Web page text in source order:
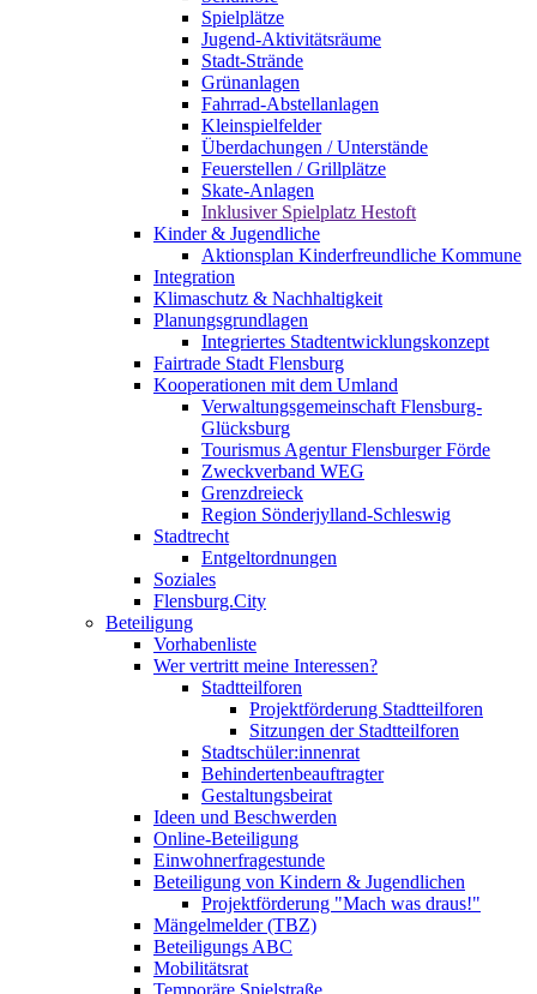
Spielplätze
Jugend-Aktivitätsräume
Stadt-Strände
Grünanlagen
Fahrrad-Abstellanlagen
Kleinspielfelder
Überdachungen / Unterstände
Feuerstellen / Grillplätze
Skate-Anlagen
Inklusiver Spielplatz Hestoft
Kinder & Jugendliche
Aktionsplan Kinderfreundliche Kommune
Integration
Klimaschutz & Nachhaltigkeit
Planungsgrundlagen
Integriertes Stadtentwicklungskonzept
Fairtrade Stadt Flensburg
Kooperationen mit dem Umland
Verwaltungsgemeinschaft Flensburg-
Glücksburg
Tourismus Agentur Flensburger Förde
Zweckverband WEG
Grenzdreieck
Region Sönderjylland-Schleswig
Stadtrecht
Entgeltordnungen
Soziales
Flensburg.City
Beteiligung
Vorhabenliste
Wer vertritt meine Interessen?
Stadtteilforen
Projektförderung Stadtteilforen
Sitzungen der Stadtteilforen
Stadtschüler:innenrat
Behindertenbeauftragter
Gestaltungsbeirat
Ideen und Beschwerden
Online-Beteiligung
Einwohnerfragestunde
Beteiligung von Kindern & Jugendlichen
Projektförderung "Mach was draus!"
Mängelmelder (TBZ)
Beteiligungs ABC
Mobilitätsrat
Temporäre Spielstraße